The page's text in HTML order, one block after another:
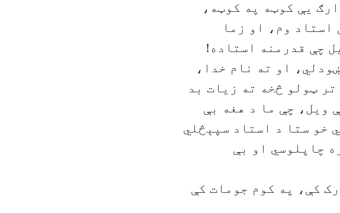
یې کوټه په کوټه،
استاد وم، او زما
چې قدرمنه استاده!
او ته نام خدا،
ټولو څخه ته زیات بد
ویل، چې ما د هغه بې
خو ستا د استاد سپېڅلي
چاپلوسي او بې
کې، په کوم جومات کې